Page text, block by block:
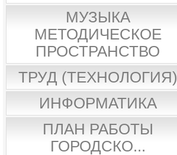
МУЗЫКА
МЕТОДИЧЕСКОЕ
ПРОСТРАНСТВО
ТРУД (ТЕХНОЛОГИЯ)
ИНФОРМАТИКА
ПЛАН РАБОТЫ
ГОРОДСКО...